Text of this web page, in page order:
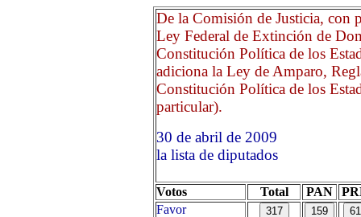
De la Comisión de Justicia, con
Ley Federal de Extinción de
Constitución Política de los
adiciona la Ley de Amparo,
Constitución Política de los
particular).
30 de abril de 2009
la lista de diputados
Votos Total PAN
Favor